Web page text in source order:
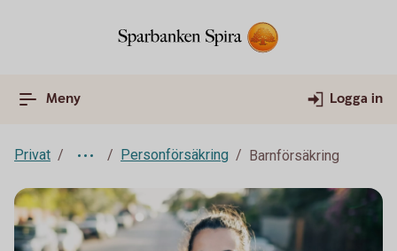
Meny Logga in
Privat Personförsäkring Barnförsäkring